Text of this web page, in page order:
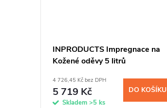
INPRODUCTS Impregnace na
Kožené oděvy 5 litrů
4 726,45 Kč bez DPH
5 719 Kč
Skladem >5 ks
DO KOŠÍKU